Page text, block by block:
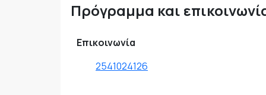
Πρόγραμμα και
Επικοινωνία
2541024126